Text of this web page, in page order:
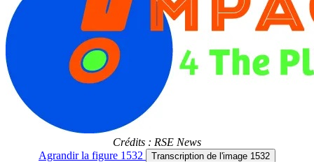
Crédits : RSE News
Agrandirla figure 1532 Transcription de l'image 1532